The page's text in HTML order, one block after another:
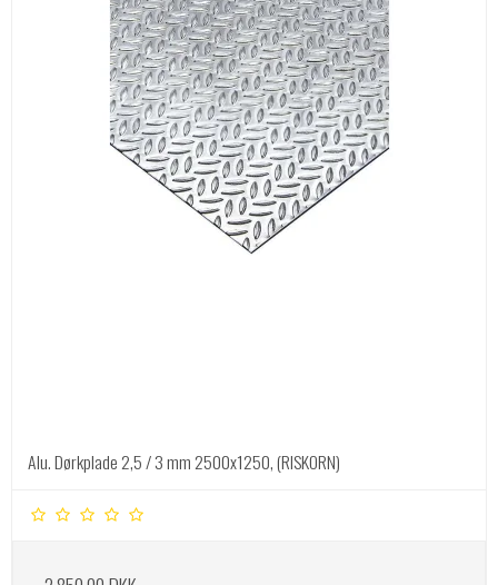
Alu. Dørkplade 2,5 / 3 mm 2500x1250, (RISKORN)